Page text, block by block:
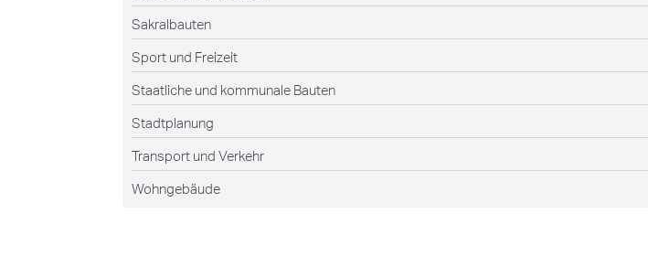
Sakralbauten
Sport und Freizeit
Staatliche und kommunale Bauten
Stadtplanung
Transport und Verkehr
Wohngebäude